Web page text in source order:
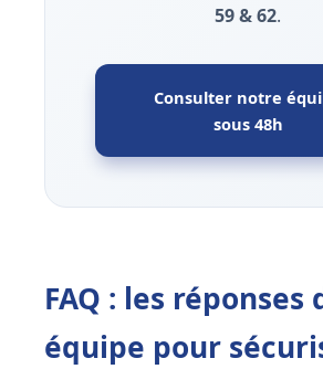
59 & 62.
Consulter notre
sous 48h
FAQ : les réponses
équipe pour